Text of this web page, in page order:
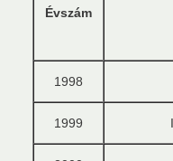
meghívottak
Évszám
1998
1999